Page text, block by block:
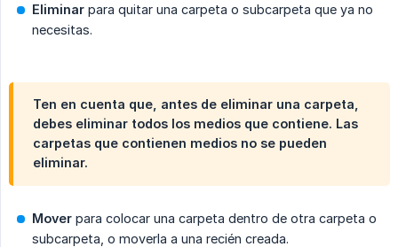
Eliminar para quitar una carpeta o subcarpeta que ya no
necesitas.
Ten en cuenta que, antes de eliminar una carpeta,
debes eliminar todos los medios que contiene. Las
carpetas que contienen medios no se pueden
eliminar.
Mover para colocar una carpeta dentro de otra carpeta o
subcarpeta, o moverla a una recién creada.